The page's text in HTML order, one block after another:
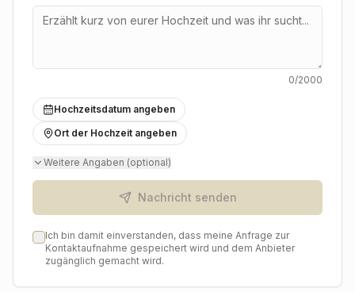
0/2000
Hochzeitsdatum angeben
Ort der Hochzeit angeben
Weitere Angaben (optional)
Nachricht senden
Ich bin damit einverstanden, dass meine Anfrage zur
Kontaktaufnahme gespeichert wird und dem Anbieter
zugänglich gemacht wird.